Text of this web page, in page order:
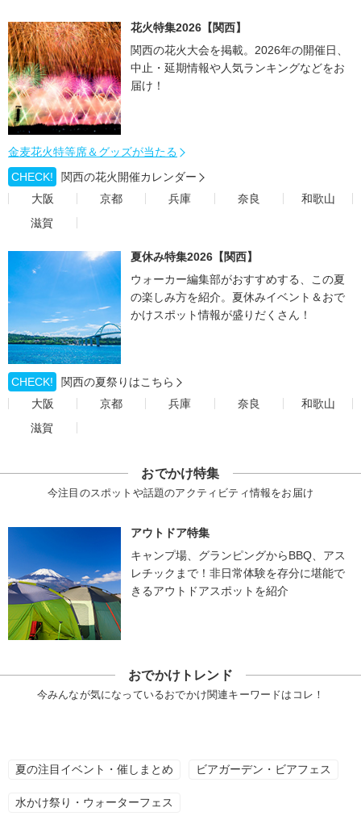
花火特集2026【関西】
関西の花火大会を掲載。2026年の開催日、
中止・延期情報や人気ランキングなどをお
届け！
金麦花火特等席＆グッズが当たる
CHECK!
関西の花火開催カレンダー
大阪
京都 兵庫 奈良
和歌山
滋賀
夏休み特集2026【関西】
ウォーカー編集部がおすすめする、この夏
の楽しみ方を紹介。夏休みイベント＆おで
かけスポット情報が盛りだくさん！
CHECK!
関西の夏祭りはこちら
大阪
京都 兵庫 奈良
和歌山
滋賀
おでかけ特集
今注目のスポットや話題のアクティビティ情報をお届け
アウトドア特集
キャンプ場、グランピングからBBQ、アス
レチックまで！非日常体験を存分に堪能で
きるアウトドアスポットを紹介
おでかけトレンド
今みんなが気になっているおでかけ関連キーワードはコレ！
夏の注目イベント・催しまとめ ビアガーデン・ビアフェス
水かけ祭り・ウォーターフェス